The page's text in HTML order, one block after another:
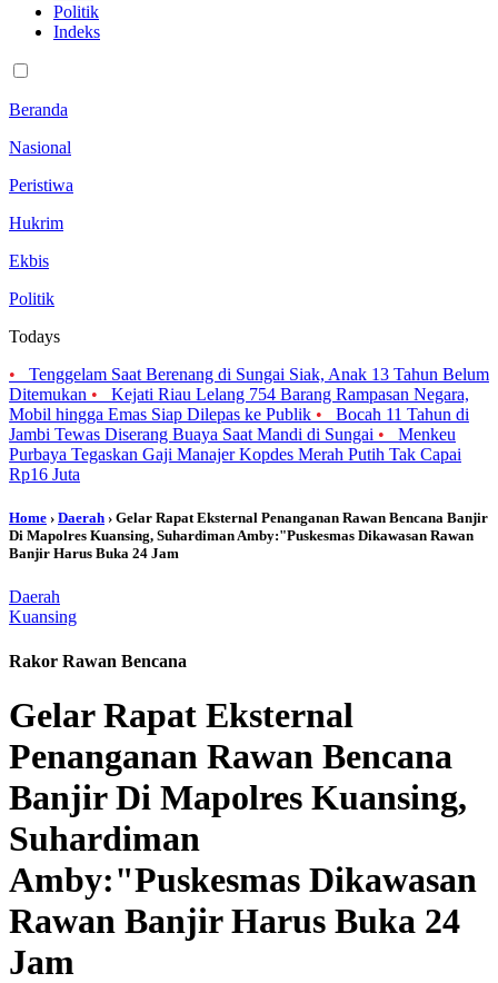
Politik
Indeks
Beranda
Nasional
Peristiwa
Hukrim
Ekbis
Politik
Todays
•
Tenggelam Saat Berenang di Sungai Siak, Anak 13 Tahun Belum
Ditemukan •
Kejati Riau Lelang 754 Barang Rampasan Negara,
Mobil hingga Emas Siap Dilepas ke Publik •
Bocah 11 Tahun di
Jambi Tewas Diserang Buaya Saat Mandi di Sungai •
Menkeu
Purbaya Tegaskan Gaji Manajer Kopdes Merah Putih Tak Capai
Rp16 Juta
Home › Daerah › Gelar Rapat Eksternal Penanganan Rawan Bencana Banjir
Di Mapolres Kuansing, Suhardiman Amby:"Puskesmas Dikawasan Rawan
Banjir Harus Buka 24 Jam
Daerah
Kuansing
Rakor Rawan Bencana
Gelar Rapat Eksternal
Penanganan Rawan Bencana
Banjir Di Mapolres Kuansing,
Suhardiman
Amby:"Puskesmas Dikawasan
Rawan Banjir Harus Buka 24
Jam